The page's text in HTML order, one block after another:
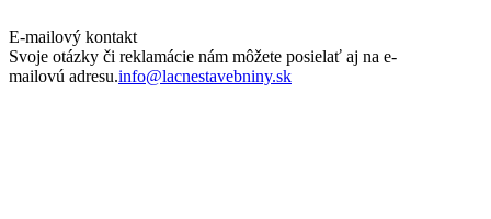
E-mailový kontakt
Svoje otázky či reklamácie nám môžete posielať aj na e-
mailovú adresu.info@lacnestavebniny.sk